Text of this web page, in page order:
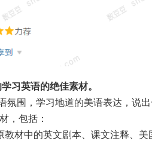
习英语的绝佳素材。
围，学习地道的美语表达，说出
，包括：
材中的英文剧本、课文注释、